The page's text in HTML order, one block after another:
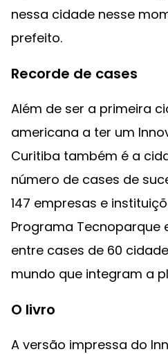
nessa cidade nesse
prefeito.
Recorde de cases
Além de ser a primeira
americana a ter um
Curitiba também é a
número de cases de
147 empresas e
Programa Tecnoparque
entre cases de 60
mundo que integram a
O livro
A versão impressa do